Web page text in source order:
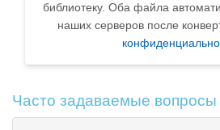
библиотеку. Оба файла
наших серверов после
Часто задаваемые